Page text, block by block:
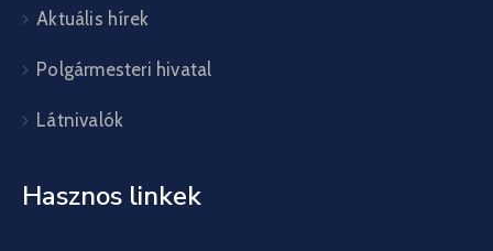
Aktuális hírek
Polgármesteri hivatal
Látnivalók
Hasznos linkek